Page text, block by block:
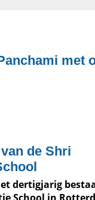
met
de Shri
dertigjarig
School in